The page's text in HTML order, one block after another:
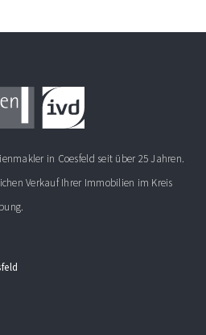
in Coesfeld seit über 25 Jahren.
Verkauf Ihrer Immobilien im Kreis